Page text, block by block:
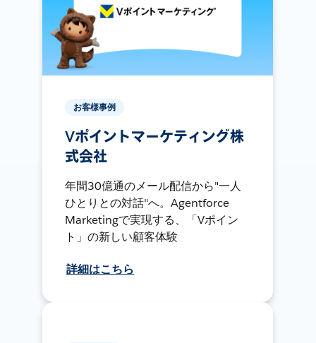
お客様事例
Vポイントマーケティング株
式会社
年間30億通のメール配信から"一人
ひとりとの対話"へ。Agentforce
Marketingで実現する、「Vポイン
ト」の新しい顧客体験
詳細はこちら